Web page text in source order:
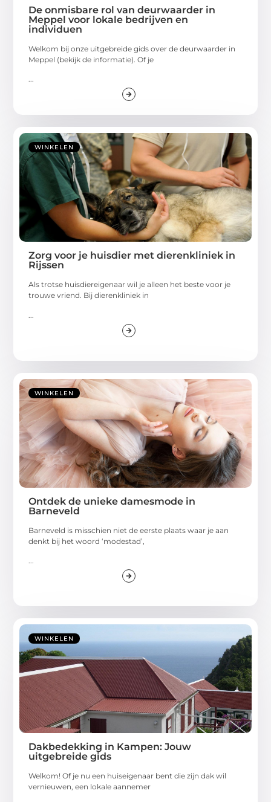
De onmisbare rol van deurwaarder in
Meppel voor lokale bedrijven en
individuen
Welkom bij onze uitgebreide gids over de deurwaarder in
Meppel (bekijk de informatie). Of je
...
WINKELEN
Zorg voor je huisdier met dierenkliniek in
Rijssen
Als trotse huisdiereigenaar wil je alleen het beste voor je
trouwe vriend. Bij dierenkliniek in
WINKELEN
Ontdek de unieke damesmode in
Barneveld
Barneveld is misschien niet de eerste plaats waar je aan
denkt bij het woord ‘modestad’,
...
WINKELEN
Dakbedekking in Kampen: Jouw
uitgebreide gids
Welkom! Of je nu een huiseigenaar bent die zijn dak wil
vernieuwen, een lokale aannemer